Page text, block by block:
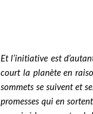
Et l’initiative est
court la planète en
sommets se suivent et
promesses qui en